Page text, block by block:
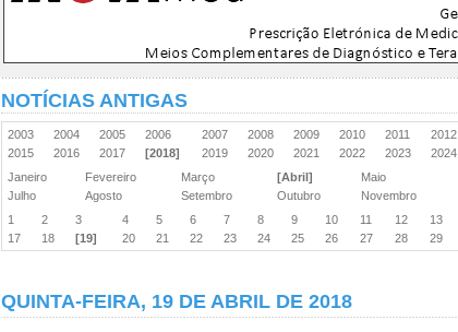
NOTÍCIAS ANTIGAS
2003 2004 2005 2006 2007 2008 2009 2010 2011 2012
2015
2016 2017 [2018] 2019 2020 2021 2022 2023
2024
Janeiro
Fevereiro Março [Abril] Maio
Julho
Agosto Setembro Outubro Novembro
1
2 3 4 5 6 7 8 9 10 11 12 13
17
18 [19] 20 21 22 23 24 25 26 27 28 29
QUINTA-FEIRA, 19 DE ABRIL DE 2018